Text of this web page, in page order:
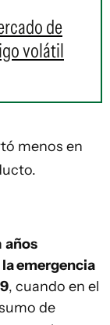
de
volátil
menos en
años
emergencia
, cuando en el
de